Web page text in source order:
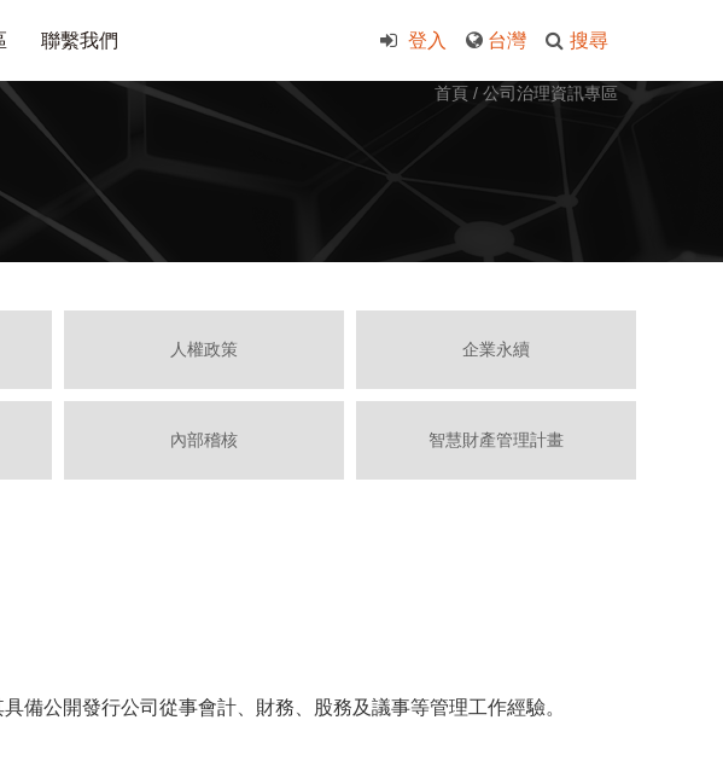
聯繫我們 搜尋
台灣
登入
首頁 / 公司治理資訊專區
人權政策 企業永續
內部稽核 智慧財產管理計畫
備公開發行公司從事會計、財務、股務及議事等管理工作經驗。